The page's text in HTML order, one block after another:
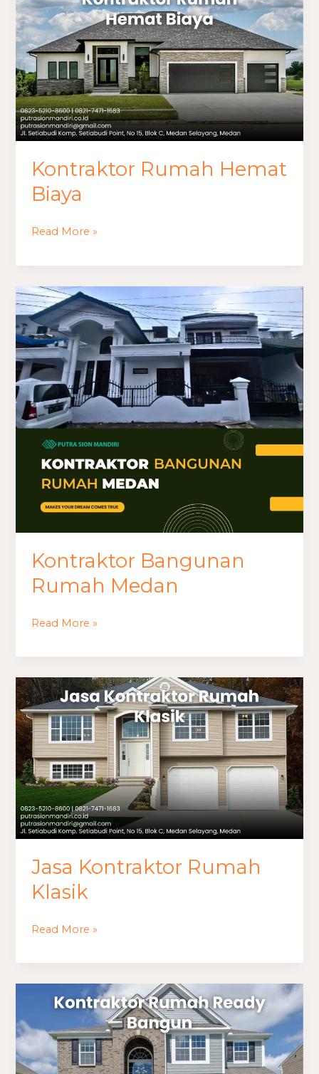
Kontraktor Rumah Hemat
Biaya
Rumah
Hemat
Biaya
Read More »
Kontraktor Bangunan
Rumah Medan
Kontraktor
Bangunan
Rumah
Medan
Read More »
Jasa Kontraktor Rumah
Klasik
Jasa
Kontraktor
Rumah
Klasik
Read More »
Kontraktor
Rumah
Ready
Bangun